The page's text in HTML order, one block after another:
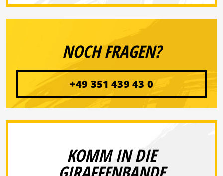
NOCH FRAGEN?
+49 351 439 43 0
KOMM IN DIE